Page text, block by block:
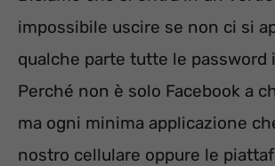
impossibile uscire se non ci si
qualche parte tutte le password
Perché non è solo Facebook a
ma ogni minima applicazione
nostro cellulare oppure le